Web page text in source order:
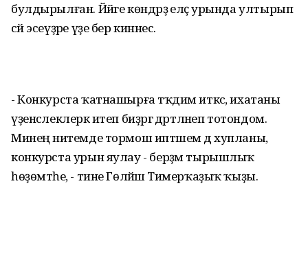
булдырылған. Йәйге көндәрҙә еләҫ урында ултырып
сәй эсеүҙәре үҙе бер кинәнес.
- Конкурста ҡатнашырға тәҡдим иткәс, ихатаны
үҙенсәлеклерәк итеп биҙәргә дәртләнеп тотондом.
Минең ниәтемде тормош иптәшем дә хупланы,
конкурста урын яулау - берҙәм тырышлыҡ
һөҙөмтәһе, - тине Гөләйшә Тимерҡаҙыҡ ҡыҙы.